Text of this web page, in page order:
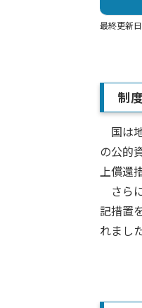
最終更新日
制
国は
の公的
上償還
さら
記措置
れました